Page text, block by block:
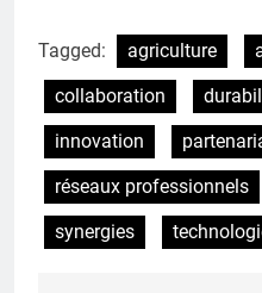
Tagged: agriculture
collaboration
innovation
réseaux professionnels
synergies